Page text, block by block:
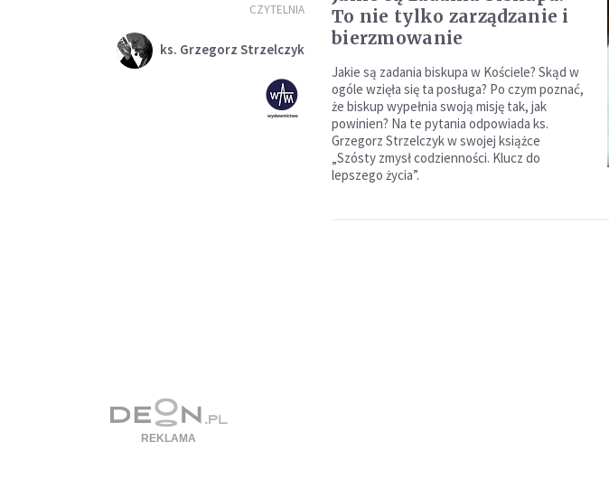
CZYTELNIA
ks. Grzegorz Strzelczyk
To nie tylko zarządzanie i
bierzmowanie
Jakie są zadania biskupa w Kościele? Skąd w
ogóle wzięła się ta posługa? Po czym poznać,
że biskup wypełnia swoją misję tak, jak
powinien? Na te pytania odpowiada ks.
Grzegorz Strzelczyk w swojej książce
„Szósty zmysł codzienności. Klucz do
lepszego życia”.